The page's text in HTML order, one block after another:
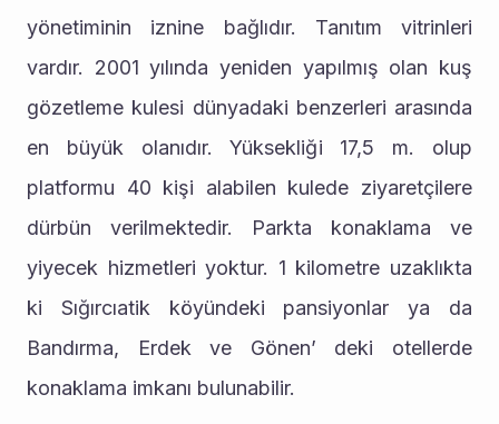
yönetiminin iznine bağlıdır. Tanıtım vitrinleri
vardır. 2001 yılında yeniden yapılmış olan kuş
gözetleme kulesi dünyadaki benzerleri arasında
en büyük olanıdır. Yüksekliği 17,5 m. olup
platformu 40 kişi alabilen kulede ziyaretçilere
dürbün verilmektedir. Parkta konaklama ve
yiyecek hizmetleri yoktur. 1 kilometre uzaklıkta
ki Sığırcıatik köyündeki pansiyonlar ya da
Bandırma, Erdek ve Gönen’ deki otellerde
konaklama imkanı bulunabilir.